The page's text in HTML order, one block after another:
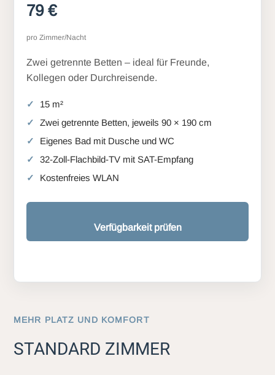
79 €
pro Zimmer/Nacht
Zwei getrennte Betten – ideal für Freunde,
Kollegen oder Durchreisende.
15 m²
Zwei getrennte Betten, jeweils 90 × 190 cm
Eigenes Bad mit Dusche und WC
32-Zoll-Flachbild-TV mit SAT-Empfang
Kostenfreies WLAN
Verfügbarkeit prüfen
MEHR PLATZ UND KOMFORT
STANDARD ZIMMER